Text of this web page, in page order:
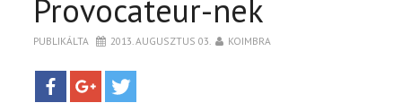
TOP10
KULISSZA
Provocateur-nek
PUBLIKÁLTA 2013. AUGUSZTUS 03. KOIMBRA